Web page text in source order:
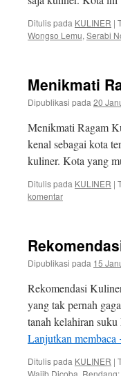
Ditulis pada KULINER |
Wongso Lemu, Serabi
Menikmati
Dipublikasi pada 20
Menikmati Ragam
kenal sebagai kota
kuliner. Kota yang
Ditulis pada KULINER |
komentar
Dipublikasi pada 15
Rekomendasi
yang tak pernah
tanah kelahiran
Lanjutkan membaca
Ditulis pada KULINER |
Wajib Dicoba,